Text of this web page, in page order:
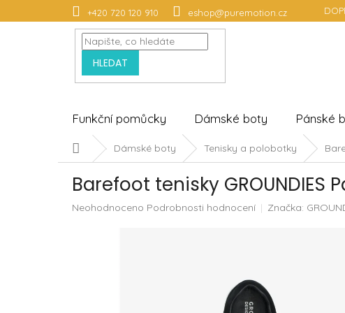
na
+420 720 120 910 eshop@puremotion.cz
HLEDAT
Funkční pomůcky Dámské boty Pánské
Domů Dámské boty Tenisky a polobotky
Barefoot tenisky GROUNDIES
Průměrné
Neohodnoceno Podrobnosti hodnocení Značka: